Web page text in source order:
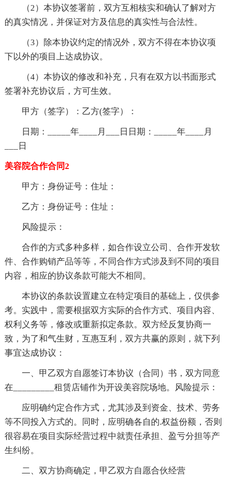
（2）本协议签署前，双方互相核实和确认了解对方
的真实情况，并保证对方及信息的真实性与合法性。
（3）除本协议约定的情况外，双方不得在本协议项
下以外的项目上达成协议。
（4）本协议的修改和补充，只有在双方以书面形式
签署补充协议后，方可生效。
甲方（签字）：乙方(签字）：
日期：_____年____月___日日期：_____年____月
___日
美容院合作合同2
甲方：身份证号：住址：
乙方：身份证号：住址：
风险提示：
合作的方式多种多样，如合作设立公司、合作开发软
件、合作购销产品等等，不同合作方式涉及到不同的项目
内容，相应的协议条款可能大不相同。
本协议的条款设置建立在特定项目的基础上，仅供参
考。实践中，需要根据双方实际的合作方式、项目内容、
权利义务等，修改或重新拟定条款。双方经反复协商一
致，为了和气生财，互惠互利，双方共赢的原则，就下列
事宜达成协议：
一、甲乙双方自愿签订本协议（合同）书，双方同意
在_________租赁店铺作为开设美容院场地。风险提示：
应明确约定合作方式，尤其涉及到资金、技术、劳务
等不同投入方式的。同时，应明确各自的.权益份额，否则
很容易在项目实际经营过程中就责任承担、盈亏分担等产
生纠纷。
二、双方协商确定，甲乙双方自愿合伙经营